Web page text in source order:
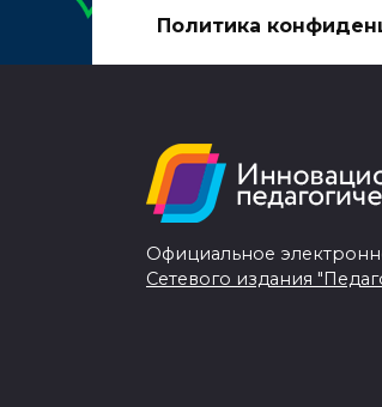
Политика
Официальное
Сетевого издания